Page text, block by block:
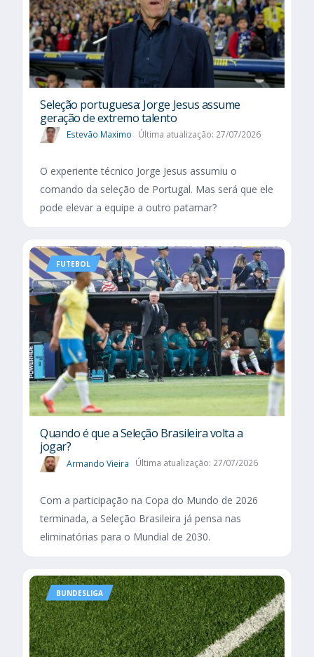
Seleção portuguesa: Jorge Jesus assume
geração de extremo talento
Estevão Maximo Última atualização: 27/07/2026
O experiente técnico Jorge Jesus assumiu o
comando da seleção de Portugal. Mas será que ele
pode elevar a equipe a outro patamar?
FUTEBOL
Quando é que a Seleção Brasileira volta a
jogar?
Armando Vieira Última atualização: 27/07/2026
Com a participação na Copa do Mundo de 2026
terminada, a Seleção Brasileira já pensa nas
eliminatórias para o Mundial de 2030.
BUNDESLIGA